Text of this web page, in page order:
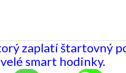
zaplatí štartovný
smart hodinky.